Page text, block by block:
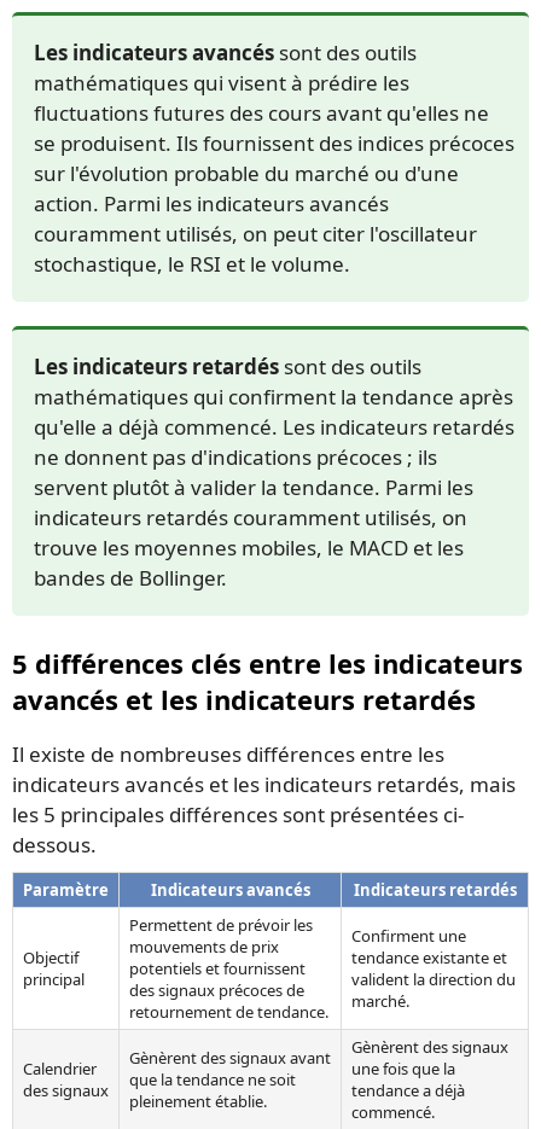
Les indicateurs avancés sont des outils
mathématiques qui visent à prédire les
fluctuations futures des cours avant qu'elles ne
se produisent. Ils fournissent des indices précoces
sur l'évolution probable du marché ou d'une
action. Parmi les indicateurs avancés
couramment utilisés, on peut citer l'oscillateur
stochastique, le RSI et le volume.
Les indicateurs retardés sont des outils
mathématiques qui confirment la tendance après
qu'elle a déjà commencé. Les indicateurs retardés
ne donnent pas d'indications précoces ; ils
servent plutôt à valider la tendance. Parmi les
indicateurs retardés couramment utilisés, on
trouve les moyennes mobiles, le MACD et les
bandes de Bollinger.
5 différences clés entre les indicateurs
avancés et les indicateurs retardés
Il existe de nombreuses différences entre les
indicateurs avancés et les indicateurs retardés, mais
les 5 principales différences sont présentées ci-
dessous.
Paramètre Indicateurs avancés Indicateurs retardés
Objectif
principal
Permettent de prévoir les
mouvements de prix
potentiels et fournissent
des signaux précoces de
retournement de tendance.
Confirment une
tendance existante et
valident la direction du
marché.
Calendrier
des signaux
Gènèrent des signaux avant
que la tendance ne soit
pleinement établie.
Gènèrent des signaux
une fois que la
tendance a déjà
commencé.